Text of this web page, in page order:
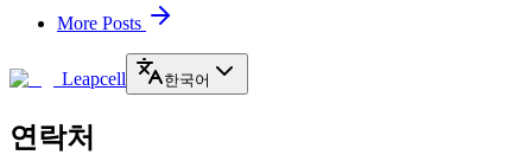
More Posts
Leapcell 한국어
연락처